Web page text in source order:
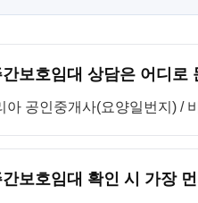
간보호임대 상담은 어디로
아 공인중개사(요양일번지) /
간보호임대 확인 시 가장